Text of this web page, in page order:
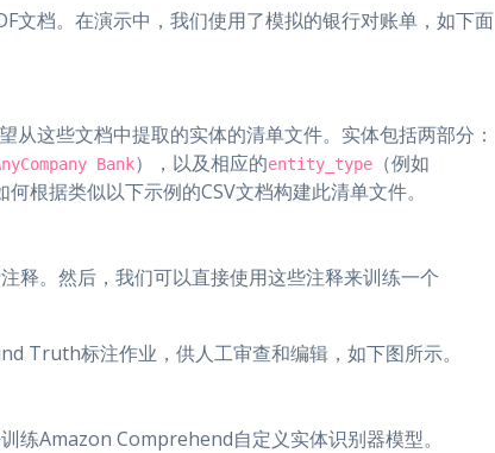
文档。在演示中，我们使用了模拟的银行对账单，如下面
从这些文档中提取的实体的清单文件。实体包括两部分：
Bank），以及相应的entity_type （例如
根据类似以下示例的CSV文档构建此清单文件。
释。然后，我们可以直接使用这些注释来训练一个
Truth标注作业，供人工审查和编辑，如下图所示。
练Amazon Comprehend自定义实体识别器模型。